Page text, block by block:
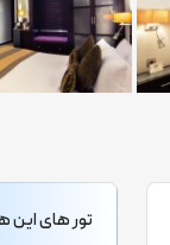
تور های این